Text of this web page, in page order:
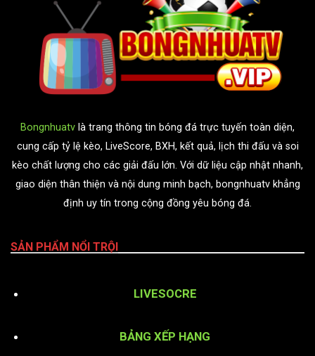
Bongnhuatv là trang thông tin bóng đá trực tuyến toàn diện,
cung cấp tỷ lệ kèo, LiveScore, BXH, kết quả, lịch thi đấu và soi
kèo chất lượng cho các giải đấu lớn. Với dữ liệu cập nhật nhanh,
giao diện thân thiện và nội dung minh bạch, bongnhuatv khẳng
định uy tín trong cộng đồng yêu bóng đá.
SẢN PHẨM NỔI TRỘI
LIVESOCRE
BẢNG XẾP HẠNG